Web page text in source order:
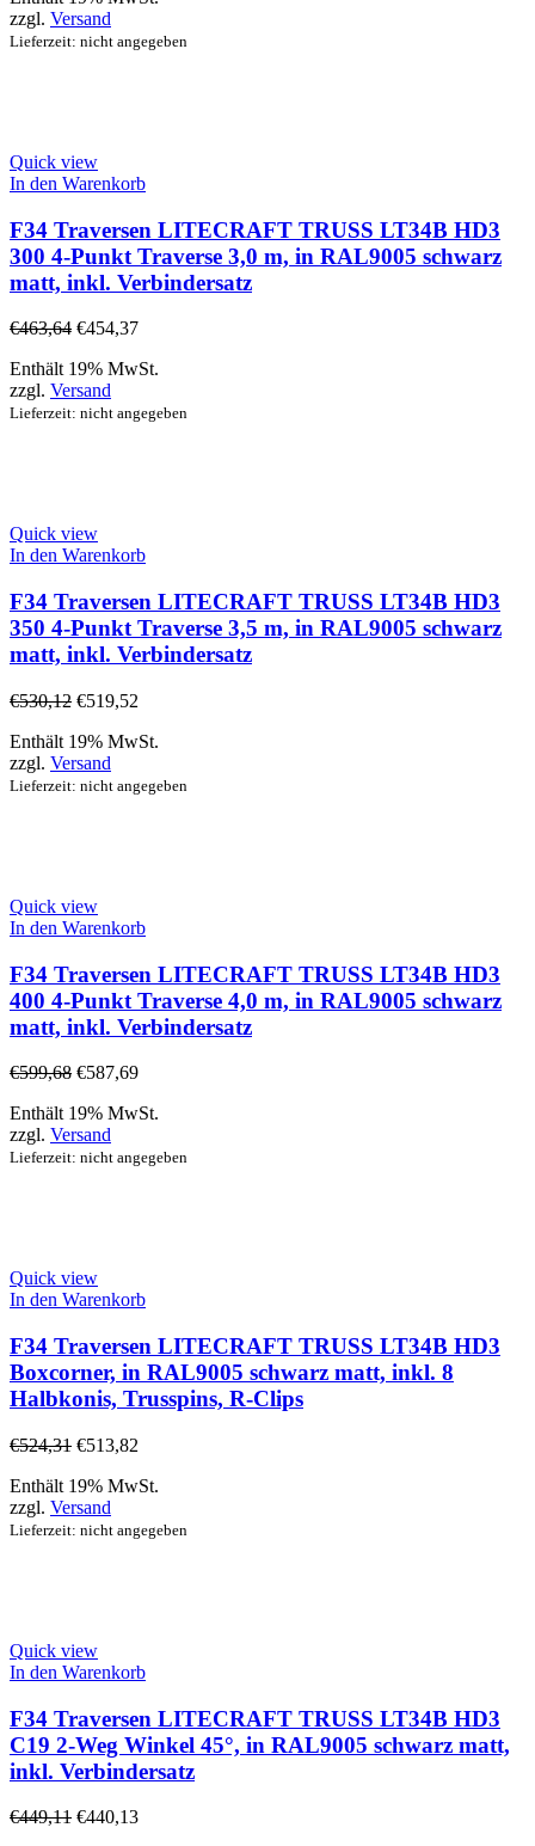
zzgl. Versand
Lieferzeit: nicht angegeben
Quick view
In den Warenkorb
F34 Traversen LITECRAFT TRUSS LT34B HD3
300 4-Punkt Traverse 3,0 m, in RAL9005 schwarz
matt, inkl. Verbindersatz
€463,64 €454,37
Enthält 19% MwSt.
zzgl. Versand
Lieferzeit: nicht angegeben
Quick view
In den Warenkorb
F34 Traversen LITECRAFT TRUSS LT34B HD3
350 4-Punkt Traverse 3,5 m, in RAL9005 schwarz
matt, inkl. Verbindersatz
€530,12 €519,52
Enthält 19% MwSt.
zzgl. Versand
Lieferzeit: nicht angegeben
Quick view
In den Warenkorb
F34 Traversen LITECRAFT TRUSS LT34B HD3
400 4-Punkt Traverse 4,0 m, in RAL9005 schwarz
matt, inkl. Verbindersatz
€599,68 €587,69
Enthält 19% MwSt.
zzgl. Versand
Lieferzeit: nicht angegeben
Quick view
In den Warenkorb
F34 Traversen LITECRAFT TRUSS LT34B HD3
Boxcorner, in RAL9005 schwarz matt, inkl. 8
Halbkonis, Trusspins, R-Clips
€524,31 €513,82
Enthält 19% MwSt.
zzgl. Versand
Lieferzeit: nicht angegeben
Quick view
In den Warenkorb
F34 Traversen LITECRAFT TRUSS LT34B HD3
C19 2-Weg Winkel 45°, in RAL9005 schwarz matt,
inkl. Verbindersatz
€449,11 €440,13